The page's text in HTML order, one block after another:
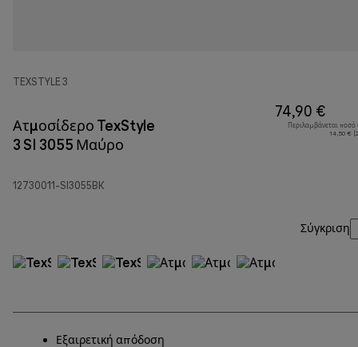
TEXSTYLE 3
Ατμοσίδερο TexStyle
3 SI 3055 Μαύρο
12730011-SI3055BK
74,90 €
Περιλαμβάνεται
14,50 €
Σύγκριση
Εξαιρετική απόδοση